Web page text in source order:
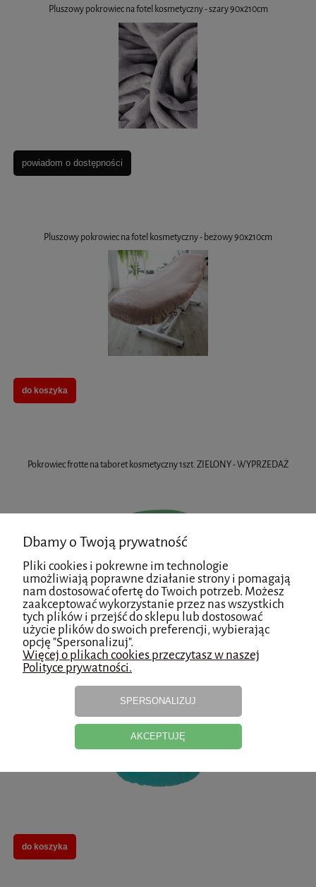
Pluszowy pokrowiec na fotel kosmetyczny - szary 90x210cm
powiadom o dostępności
Pluszowy pokrowiec na fotel kosmetyczny - beżowy 90x210cm
do koszyka
Pokrowiec frotte na taboret kosmetyczny 1szt. ZIELONY - WYPRZEDAŻ
do koszyka
Pokrowiec frotte na taboret kosmetyczny 1szt. TURKUS - WYPRZEDAŻ
do koszyka
Dbamy o Twoją prywatność
Pliki cookies i pokrewne im technologie
umożliwiają poprawne działanie strony i pomagają
nam dostosować ofertę do Twoich potrzeb. Możesz
zaakceptować wykorzystanie przez nas wszystkich
tych plików i przejść do sklepu lub dostosować
użycie plików do swoich preferencji, wybierając
opcję "Spersonalizuj".
Więcej o plikach cookies przeczytasz w naszej
Polityce prywatności.
SPERSONALIZUJ
AKCEPTUJĘ